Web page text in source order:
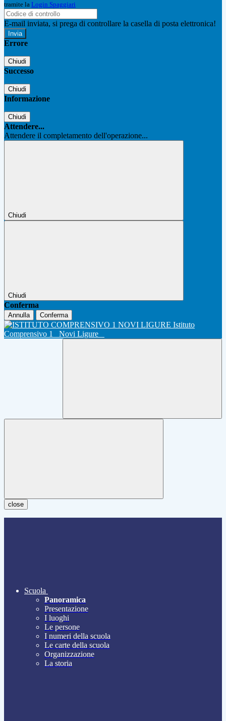
tramite la Login Spaggiari
E-mail inviata, si prega di controllare la casella di posta elettronica!
Errore
Chiudi
Successo
Chiudi
Informazione
Chiudi
Attendere...
Attendere il completamento dell'operazione...
Chiudi
Chiudi
Conferma
Annulla Conferma
Istituto
Comprensivo 1
Novi Ligure
close
Scuola
Panoramica
Presentazione
I luoghi
Le persone
I numeri della scuola
Le carte della scuola
Organizzazione
La storia